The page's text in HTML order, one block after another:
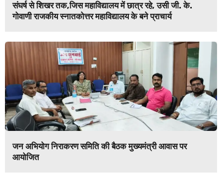
संघर्ष से शिखर तक,जिस महाविद्यालय में छात्र रहे, उसी जी. के.
गोवाणी राजकीय स्नातकोत्तर महाविद्यालय के बने प्राचार्य
जन अभियोग निराकरण समिति की बैठक मुख्यमंत्री आवास पर
आयोजित